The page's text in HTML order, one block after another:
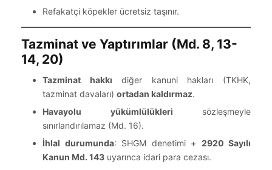
Refakatçi köpekler ücretsiz taşınır.
Tazminat ve Yaptırımlar (Md. 8, 13-
14, 20)
Tazminat hakkı diğer kanuni hakları (TKHK,
tazminat davaları) ortadan kaldırmaz.
Havayolu yükümlülükleri sözleşmeyle
sınırlandırılamaz (Md. 16).
İhlal durumunda: SHGM denetimi + 2920 Sayılı
Kanun Md. 143 uyarınca idari para cezası.